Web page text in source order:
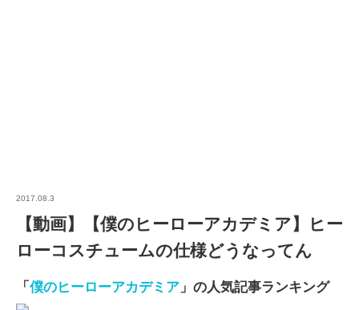
2017.08.3
【動画】【僕のヒーローアカデミア】ヒー
ローコスチュームの仕様どうなってん
「 僕のヒーローアカデミア 」の人気記事ランキング